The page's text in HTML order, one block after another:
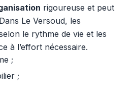
rigoureuse et peut
Le Versoud, les
le rythme de vie et les
à l’effort nécessaire.
;
;